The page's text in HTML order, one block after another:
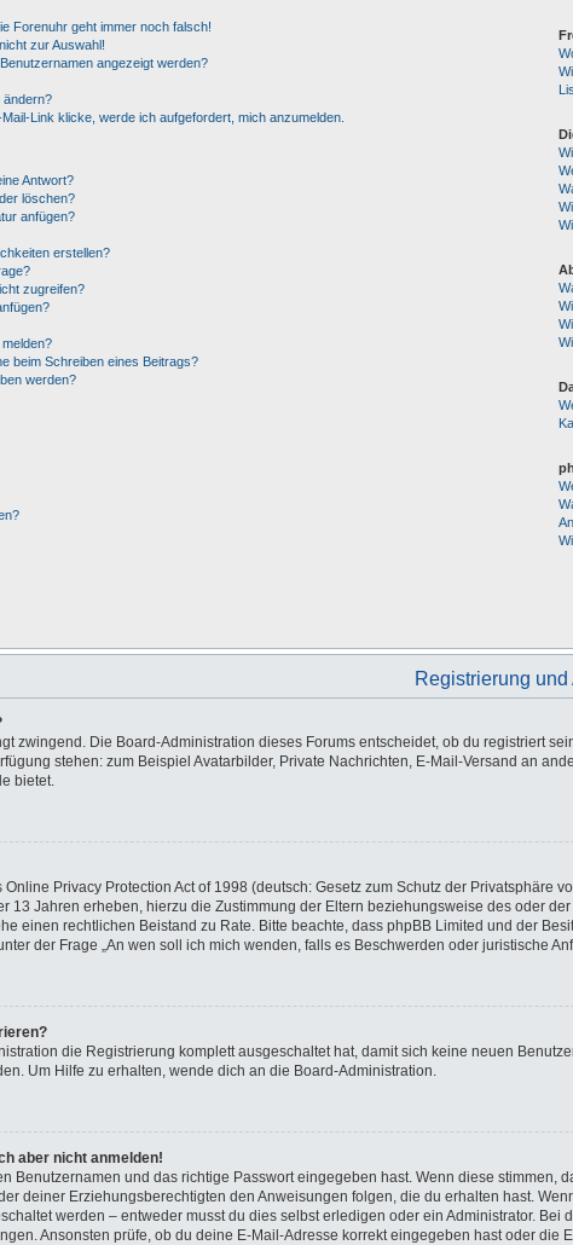
Forenuhr geht immer noch falsch!
zur Auswahl!
angezeigt werden?
ändern?
Link klicke, werde ich aufgefordert, mich anzumelden.
Antwort?
löschen?
anfügen?
erstellen?
zugreifen?
beim Schreiben eines Beitrags?
werden?
Registrierung
zwingend. Die Board-Administration dieses Forums entscheidet, ob du registriert
stehen: zum Beispiel Avatarbilder, Private Nachrichten, E-Mail-Versand an
bietet.
Online Privacy Protection Act of 1998 (deutsch: Gesetz zum Schutz der
13 Jahren erheben, hierzu die Zustimmung der Eltern beziehungsweise des oder
einen rechtlichen Beistand zu Rate. Bitte beachte, dass phpBB Limited und der
der Frage „An wen soll ich mich wenden, falls es Beschwerden oder juristische
die Registrierung komplett ausgeschaltet hat, damit sich keine neuen
Um Hilfe zu erhalten, wende dich an die Board-Administration.
aber nicht anmelden!
Benutzernamen und das richtige Passwort eingegeben hast. Wenn diese stimmen,
deiner Erziehungsberechtigten den Anweisungen folgen, die du erhalten hast.
werden – entweder musst du dies selbst erledigen oder ein Administrator.
Ansonsten prüfe, ob du deine E-Mail-Adresse korrekt eingegeben hast oder